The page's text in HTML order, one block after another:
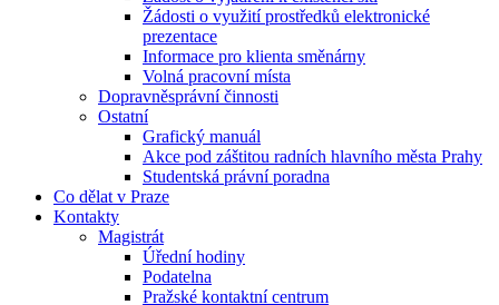
Žádosti o využití prostředků elektronické
prezentace
Informace pro klienta směnárny
Volná pracovní místa
Dopravněsprávní činnosti
Ostatní
Grafický manuál
Akce pod záštitou radních hlavního města Prahy
Studentská právní poradna
Co dělat v Praze
Kontakty
Magistrát
Úřední hodiny
Podatelna
Pražské kontaktní centrum